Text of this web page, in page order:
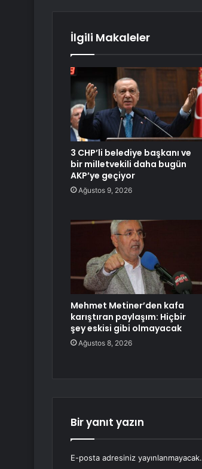
İlgili Makaleler
3 CHP’li belediye başkanı ve
bir milletvekili daha bugün
AKP’ye geçiyor
Ağustos 9, 2026
Mehmet Metiner’den kafa
karıştıran paylaşım: Hiçbir
şey eskisi gibi olmayacak
Ağustos 8, 2026
Bir yanıt yazın
E-posta adresiniz yayınlanmayacak.